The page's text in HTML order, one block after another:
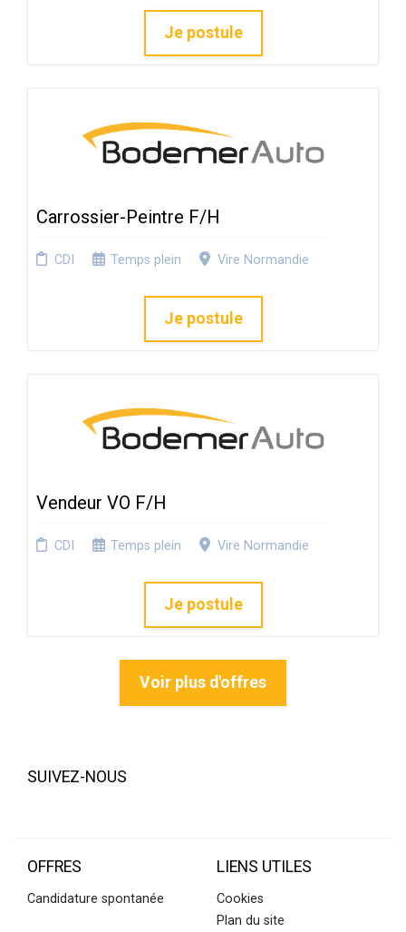
Je postule
Carrossier-Peintre F/H
CDI Temps plein Vire Normandie
Je postule
Vendeur VO F/H
CDI Temps plein Vire Normandie
Je postule
Voir plus d'offres
SUIVEZ-NOUS
OFFRES
Candidature spontanée
LIENS UTILES
Cookies
Plan du site